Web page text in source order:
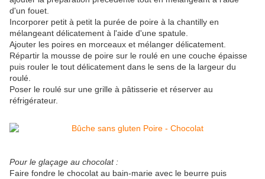
d'un fouet.
Incorporer petit à petit la purée de poire à la chantilly en
mélangeant délicatement à l'aide d'une spatule.
Ajouter les poires en morceaux et mélanger délicatement.
Répartir la mousse de poire sur le roulé en une couche épaisse
puis rouler le tout délicatement dans le sens de la largeur du
roulé.
Poser le roulé sur une grille à pâtisserie et réserver au
réfrigérateur.
Pour le glaçage au chocolat :
Faire fondre le chocolat au bain-marie avec le beurre puis